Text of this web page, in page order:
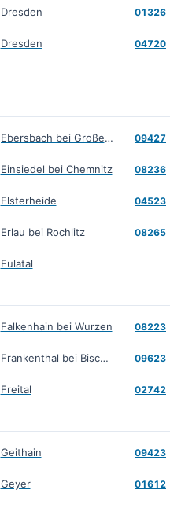
Dresden 01326
Dresden 04720
Ebersbach bei Großenhain 09427
Einsiedel bei Chemnitz 08236
Elsterheide 04523
Erlau bei Rochlitz 08265
Eulatal
Falkenhain bei Wurzen 08223
Frankenthal bei Bischofswerda 09623
Freital 02742
Geithain 09423
Geyer 01612